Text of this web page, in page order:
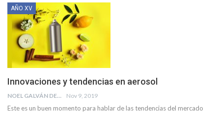
AÑO XV
Innovaciones y tendencias en aerosol
NOEL GALVÁN DE COLEP Nov 9, 2019
Este es un buen momento para hablar de las tendencias del mercado